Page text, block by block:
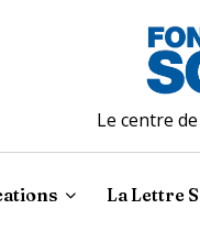
Le centre
La Lettre